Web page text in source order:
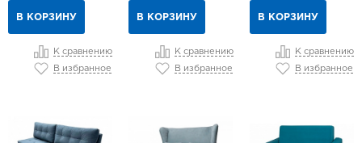
В КОРЗИНУ
К сравнению
В избранное
В КОРЗИНУ
К сравнению
В избранное
В КОРЗИНУ
К сравнению
В избранное